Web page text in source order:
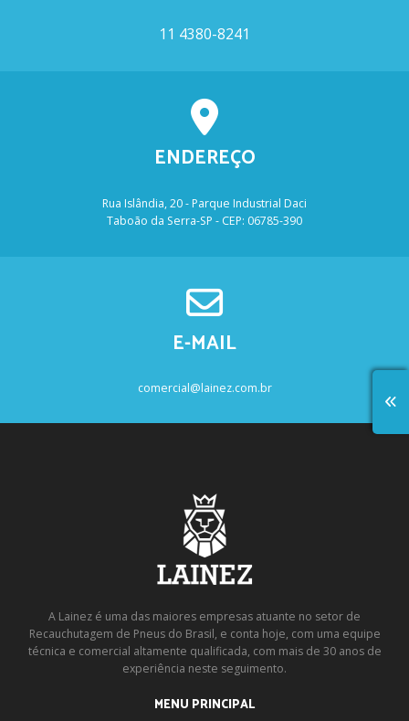
11 4380-8241
ENDEREÇO
Rua Islândia, 20 - Parque Industrial Daci
Taboão da Serra-SP - CEP: 06785-390
E-MAIL
comercial@lainez.com.br
A Lainez é uma das maiores empresas atuante no setor de
Recauchutagem de Pneus do Brasil, e conta hoje, com uma equipe
técnica e comercial altamente qualificada, com mais de 30 anos de
experiência neste seguimento.
MENU PRINCIPAL